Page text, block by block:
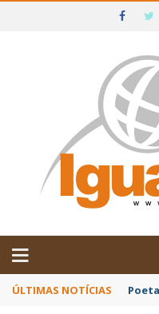
IGUAÍ E SUDOESTE
ÚLTIMAS NOTÍCIAS